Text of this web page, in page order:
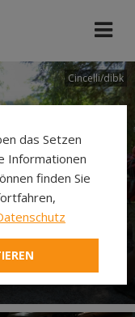
Cincelli/dibk
das Setzen
Informationen
finden Sie